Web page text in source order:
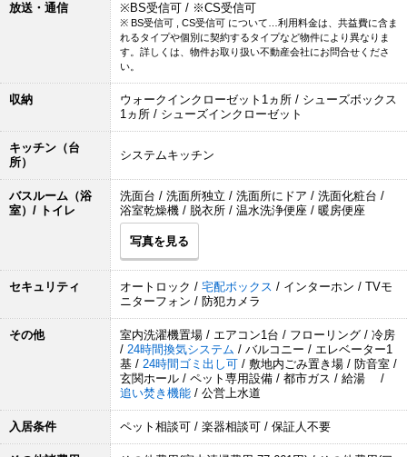
放送・通信 ※BS受信可 / ※CS受信可
※ BS受信可 , CS受信可 について…利用料金は、共益費に含ま
れるタイプや個別に契約するタイプなど物件により異なりま
す。詳しくは、物件お取り扱い不動産会社にお問合せくださ
い。
収納
ウォークインクローゼット1ヵ所 / シューズボックス
1ヵ所 / シューズインクローゼット
キッチン（台
所）
システムキッチン
バスルーム（浴
室）/ トイレ
洗面台 / 洗面所独立 / 洗面所にドア / 洗面化粧台 /
浴室乾燥機 / 脱衣所 / 温水洗浄便座 / 暖房便座
写真を見る
セキュリティ オートロック / 宅配ボックス / インターホン / TVモ
ニターフォン / 防犯カメラ
その他
室内洗濯機置場 / エアコン1台 / フローリング / 冷房
/ 24時間換気システム / バルコニー / エレベーター1
基 / 24時間ゴミ出し可 / 敷地内ごみ置き場 / 防音室 /
玄関ホール / ペット専用設備 / 都市ガス / 給湯 /
追い焚き機能 / 公営上水道
入居条件 ペット相談可 / 楽器相談可 / 保証人不要